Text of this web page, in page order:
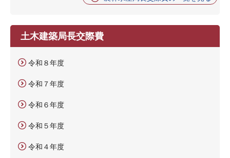
土木建築局長交際費
令和８年度
令和７年度
令和６年度
令和５年度
令和４年度